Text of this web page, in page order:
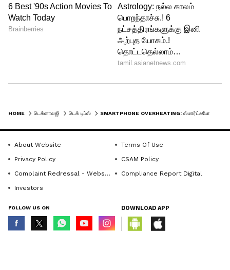
போனின் உள்ளே இருக்கும் பாகங்களை
நிரந்தரமாக சேதப்படுத்திவிடும்.
HOME டெக்னாலஜி டெக் டிப்ஸ்
About Website
Terms Of Use
Privacy Policy
CSAM Policy
Complaint Redressal - Website
Compliance Report Digital
Investors
FOLLOW US ON DOWNLOAD APP